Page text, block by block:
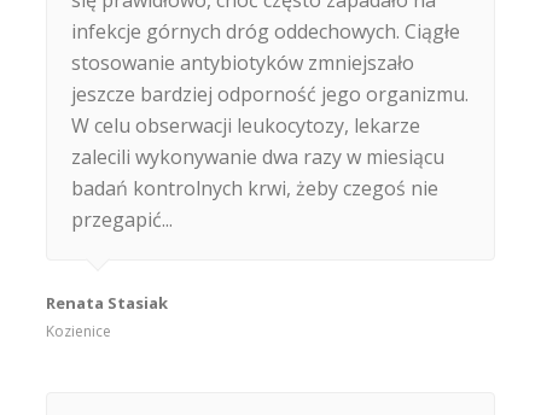
infekcje górnych dróg oddechowych. Ciągłe
stosowanie antybiotyków zmniejszało
jeszcze bardziej odporność jego organizmu.
W celu obserwacji leukocytozy, lekarze
zalecili wykonywanie dwa razy w miesiącu
badań kontrolnych krwi, żeby czegoś nie
przegapić...
Renata Stasiak
Kozienice